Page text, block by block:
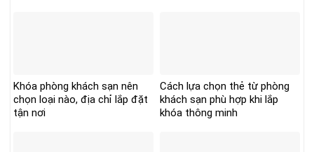
Khóa phòng khách sạn nên
chọn loại nào, địa chỉ lắp đặt
tận nơi
Cách lựa chọn thẻ từ phòng
khách sạn phù hợp khi lắp
khóa thông minh